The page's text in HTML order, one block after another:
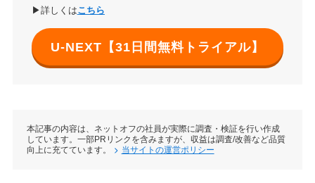
▶詳しくはこちら
U-NEXT【31日間無料トライアル】
本記事の内容は、ネットオフの社員が実際に調査・検証を行い作成
しています。一部PRリンクを含みますが、収益は調査/改善など品質
向上に充てています。
当サイトの運営ポリシー